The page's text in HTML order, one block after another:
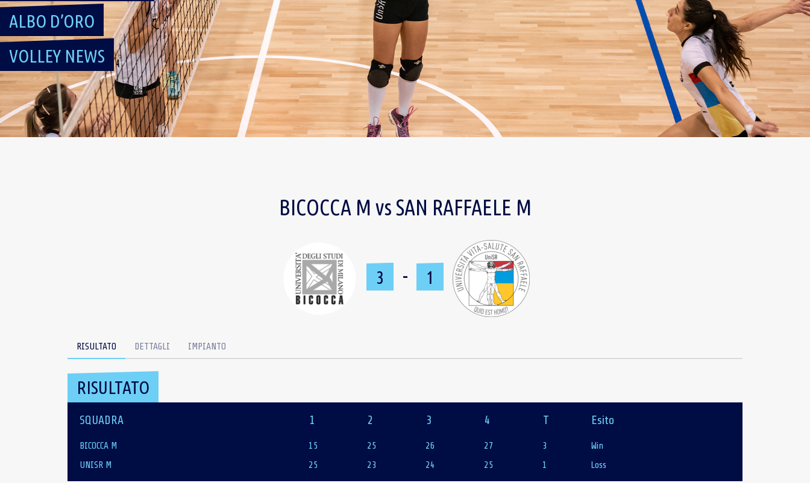
ALBO D’ORO
VOLLEY NEWS
BICOCCA M vs SAN RAFFAELE M
3 - 1
RISULTATO DETTAGLI IMPIANTO
RISULTATO
SQUADRA 1 2 3 4 T Esito
BICOCCA M 15 25 26 27 3
Win
UNISR M
25 23 24 25 1 Loss